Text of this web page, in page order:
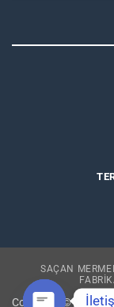
SAÇAN
Copyright © 2021